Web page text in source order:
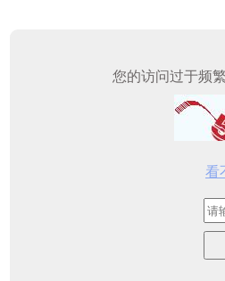
您的访问过于频
看